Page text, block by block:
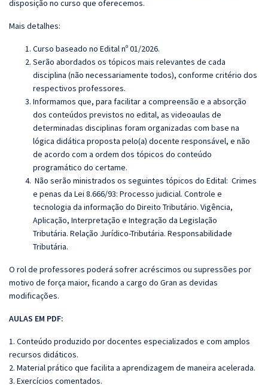
disposição no curso que oferecemos.
Mais detalhes:
Curso baseado no Edital nº 01/2026.
Serão abordados os tópicos mais relevantes de cada
disciplina (não necessariamente todos), conforme critério dos
respectivos professores.
Informamos que, para facilitar a compreensão e a absorção
dos conteúdos previstos no edital, as videoaulas de
determinadas disciplinas foram organizadas com base na
lógica didática proposta pelo(a) docente responsável, e não
de acordo com a ordem dos tópicos do conteúdo
programático do certame.
Não serão ministrados os seguintes tópicos do Edital: Crimes
e penas da Lei 8.666/93: Processo judicial. Controle e
tecnologia da informação do Direito Tributário. Vigência,
Aplicação, Interpretação e Integração da Legislação
Tributária. Relação Jurídico-Tributária. Responsabilidade
Tributária.
O rol de professores poderá sofrer acréscimos ou supressões por
motivo de força maior, ficando a cargo do Gran as devidas
modificações.
AULAS EM PDF:
1. Conteúdo produzido por docentes especializados e com amplos
recursos didáticos.
2. Material prático que facilita a aprendizagem de maneira acelerada.
3. Exercícios comentados.